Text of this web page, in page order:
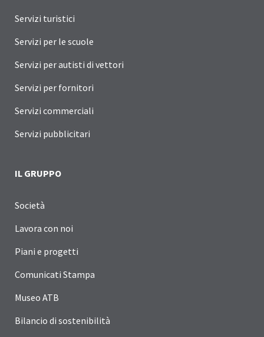
Servizi turistici
Servizi per le scuole
Servizi per autisti di vettori
Servizi per fornitori
Servizi commerciali
Servizi pubblicitari
IL GRUPPO
Società
Lavora con noi
Piani e progetti
Comunicati Stampa
Museo ATB
Bilancio di sostenibilità